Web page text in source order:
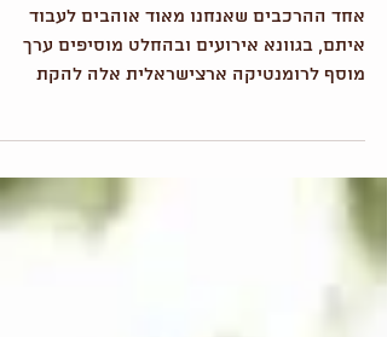
אחד ההרכבים שאנחנו מאוד אוהבים לעבוד
איתם, בגוונא אירועים ובהחלט מוסיפים ערך
מוסף לרומנטיקה ארצישראלית אלה להקת